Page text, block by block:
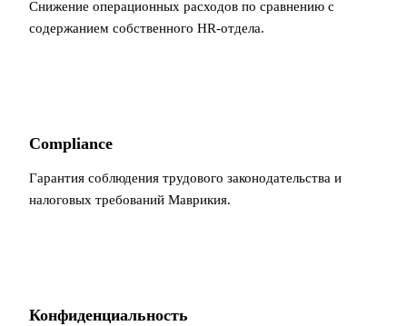
Снижение операционных расходов по сравнению с
содержанием собственного HR-отдела.
Compliance
Гарантия соблюдения трудового законодательства и
налоговых требований Маврикия.
Конфиденциальность